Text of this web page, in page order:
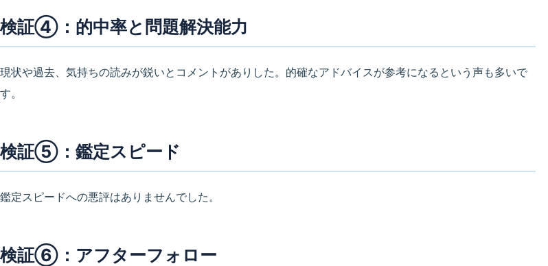
検証④：的中率と問題解決能力
現状や過去、気持ちの読みが鋭いとコメントがありした。的確なアドバイスが参考になるという声も多いで
す。
検証⑤：鑑定スピード
鑑定スピードへの悪評はありませんでした。
検証⑥：アフターフォロー